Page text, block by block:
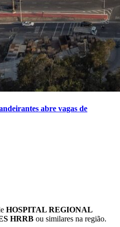
abre vagas de
HOSPITAL REGIONAL
HRRB ou similares na região.